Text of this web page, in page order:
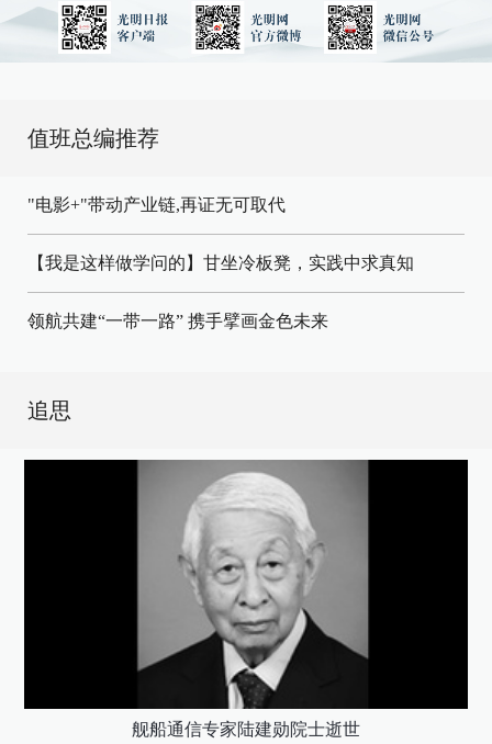
值班总编推荐
"电影+"带动产业链,再证无可取代
【我是这样做学问的】甘坐冷板凳，实践中求真知
领航共建“一带一路” 携手擘画金色未来
追思
舰船通信专家陆建勋院士逝世